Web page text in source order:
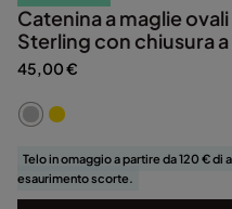
Catenina a maglie
Sterling con chiusura
45,00 €
Telo in omaggio a partire da 120 €
esaurimento scorte.